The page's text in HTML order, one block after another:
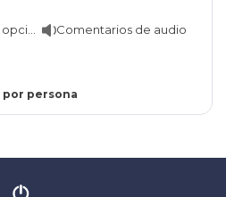
Comentarios de audio
por persona